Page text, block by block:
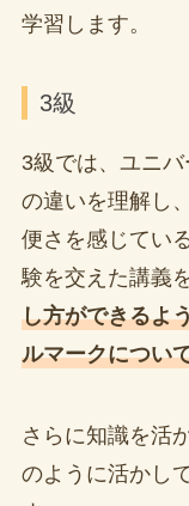
学習します。
3級
3級では、ユニ
の違いを理解し
便さを感じてい
験を交えた講義
し方ができるよ
ルマークについ
さらに知識を活
のように活かし